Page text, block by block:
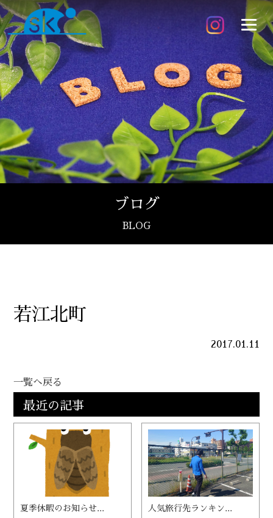
ブログ
BLOG
若江北町
2017.01.11
一覧へ戻る
最近の記事
夏季休暇のお知らせ... 人気旅行先ランキン...